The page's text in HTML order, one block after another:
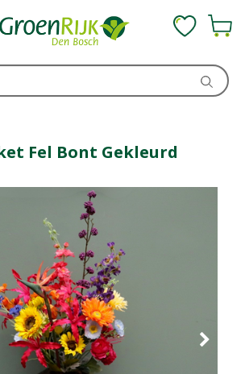
Fel Bont Gekleurd